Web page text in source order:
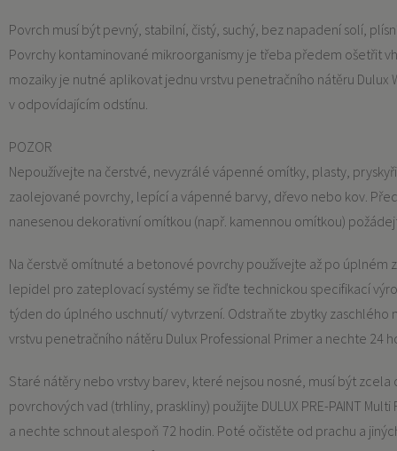
Povrch musí být pevný, stabilní, čistý, suchý, bez napadení solí,
Povrchy kontaminované mikroorganismy je třeba předem ošetřit
mozaiky je nutné aplikovat jednu vrstvu penetračního nátěru Dulux
v odpovídajícím odstínu.
POZOR
Nepoužívejte na čerstvé, nevyzrálé vápenné omítky, plasty,
zaolejované povrchy, lepící a vápenné barvy, dřevo nebo kov.
nanesenou dekorativní omítkou (např. kamennou omítkou)
Na čerstvě omítnuté a betonové povrchy používejte až po úplném
lepidel pro zateplovací systémy se řiďte technickou specifikací
týden do úplného uschnutí/ vytvrzení. Odstraňte zbytky zaschlého
vrstvu penetračního nátěru Dulux Professional Primer a nechte 24
Staré nátěry nebo vrstvy barev, které nejsou nosné, musí být zcela
povrchových vad (trhliny, praskliny) použijte DULUX PRE-PAINT
a nechte schnout alespoň 72 hodin. Poté očistěte od prachu a